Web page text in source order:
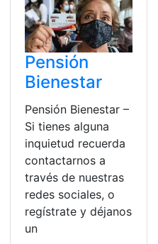
Pensión
Bienestar
Pensión Bienestar –
Si tienes alguna
inquietud recuerda
contactarnos a
través de nuestras
redes sociales, o
regístrate y déjanos
un